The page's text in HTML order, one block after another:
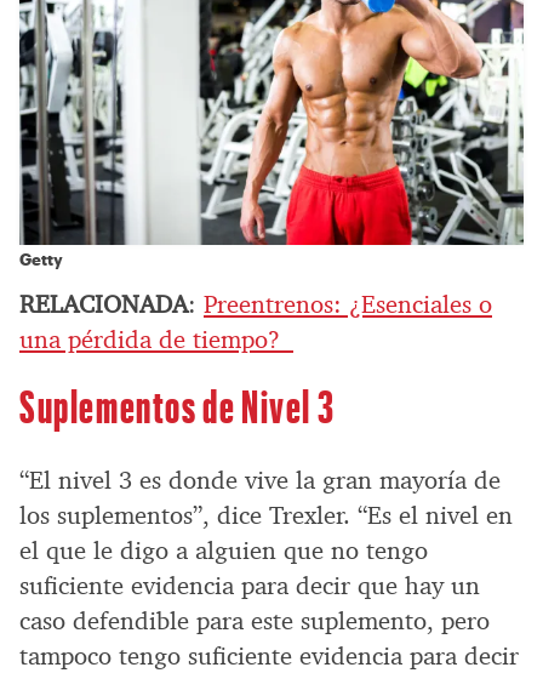
Getty
RELACIONADA: Preentrenos: ¿Esenciales o
una pérdida de tiempo?
Suplementos de Nivel 3
“El nivel 3 es donde vive la gran mayoría de
los suplementos”, dice Trexler. “Es el nivel en
el que le digo a alguien que no tengo
suficiente evidencia para decir que hay un
caso defendible para este suplemento, pero
tampoco tengo suficiente evidencia para decir